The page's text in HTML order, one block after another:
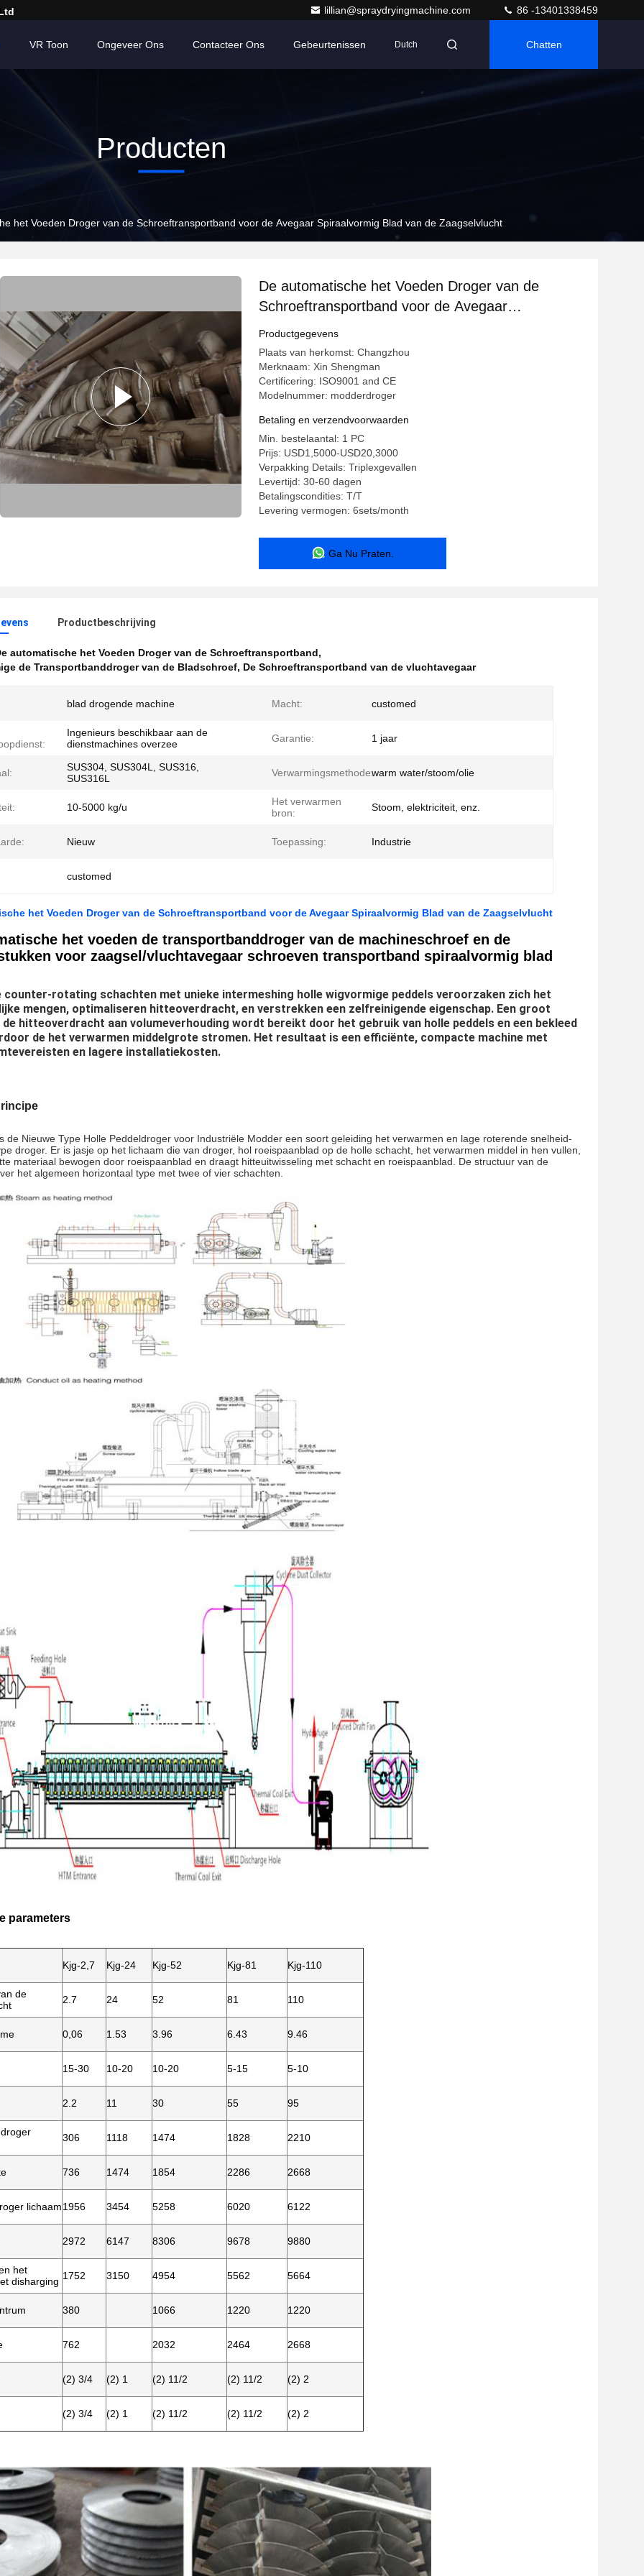
lillian@spraydryingmachine.com 86 -13401338459
VR Toon Ongeveer Ons Contacteer Ons Gebeurtenissen Dutch Chatten
Producten
het Voeden Droger van de Schroeftransportband voor de Avegaar Spiraalvormig Blad van de Zaagselvlucht
De automatische het Voeden Droger van de
Schroeftransportband voor de Avegaar
Spiraalvormig Blad van de Zaagselvlucht
Productgegevens
Plaats van herkomst: Changzhou
Merknaam: Xin Shengman
Certificering: ISO9001 and CE
Modelnummer: modderdroger
Betaling en verzendvoorwaarden
Min. bestelaantal: 1 PC
Prijs: USD1,5000-USD20,3000
Verpakking Details: Triplexgevallen
Levertijd: 30-60 dagen
Betalingscondities: T/T
Levering vermogen: 6sets/month
Ga Nu Praten.
Productbeschrijving
automatische het Voeden Droger van de Schroeftransportband,
de Transportbanddroger van de Bladschroef, De Schroeftransportband van de vluchtavegaar
blad drogende machine Macht: customed
Ingenieurs beschikbaar aan de
dienstmachines overzee
Garantie: 1 jaar
SUS304, SUS304L, SUS316,
SUS316L
Verwarmingsmethode:warm water/stoom/olie
10-5000 kg/u
Het verwarmen
bron:
Stoom, elektriciteit, enz.
Nieuw Toepassing: Industrie
customed
het Voeden Droger van de Schroeftransportband voor de Avegaar Spiraalvormig Blad van de Zaagselvlucht
het voeden de transportbanddroger van de machineschroef en de
voor zaagsel/vluchtavegaar schroeven transportband spiraalvormig blad
counter-rotating schachten met unieke intermeshing holle wigvormige peddels veroorzaken zich het
mengen, optimaliseren hitteoverdracht, en verstrekken een zelfreinigende eigenschap. Een groot
de hitteoverdracht aan volumeverhouding wordt bereikt door het gebruik van holle peddels en een bekleed
de het verwarmen middelgrote stromen. Het resultaat is een efficiënte, compacte machine met
en lagere installatiekosten.
de Nieuwe Type Holle Peddeldroger voor Industriële Modder een soort geleiding het verwarmen en lage roterende snelheid-
droger. Er is jasje op het lichaam die van droger, hol roeispaanblad op de holle schacht, het verwarmen middel in hen vullen,
materiaal bewogen door roeispaanblad en draagt hitteuitwisseling met schacht en roeispaanblad. De structuur van de
het algemeen horizontaal type met twee of vier schachten.
parameters
Kjg-2,7 Kjg-24 Kjg-52 Kjg-81 Kjg-110
de
2.7 24 52 81 110
0,06 1.53 3.96 6.43 9.46
15-30 10-20 10-20 5-15 5-10
2.2 11 30 55 95
306 1118 1474 1828 2210
736 1474 1854 2286 2668
lichaam1956 3454 5258 6020 6122
2972 6147 8306 9678 9880
het
disharging 1752 3150 4954 5562 5664
380 1066 1220 1220
762 2032 2464 2668
(2) 3/4 (2) 1 (2) 11/2 (2) 11/2 (2) 2
(2) 3/4 (2) 1 (2) 11/2 (2) 11/2 (2) 2